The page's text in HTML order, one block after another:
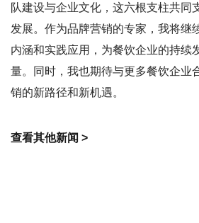
队建设与企业文化，这六根支柱共同
发展。作为品牌营销的专家，我将继
内涵和实践应用，为餐饮企业的持续
量。同时，我也期待与更多餐饮企业
销的新路径和新机遇。
查看其他新闻 >